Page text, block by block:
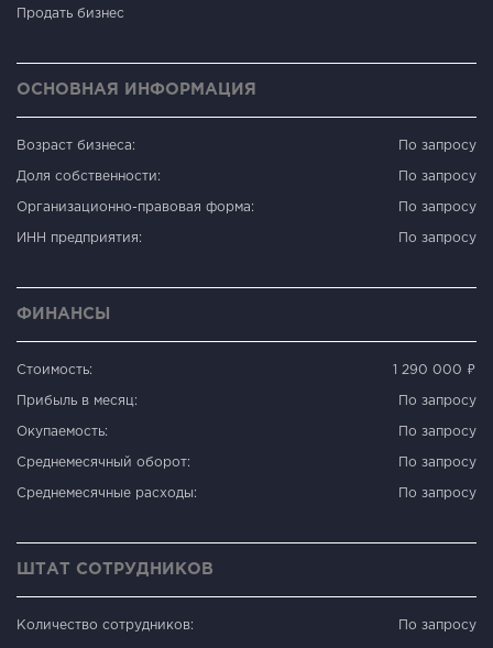
Продать бизнес
ОСНОВНАЯ ИНФОРМАЦИЯ
Возраст бизнеса: По запросу
Доля собственности: По запросу
Организационно-правовая форма: По запросу
ИНН предприятия: По запросу
ФИНАНСЫ
Стоимость: 1 290 000 ₽
Прибыль в месяц: По запросу
Окупаемость: По запросу
Среднемесячный оборот: По запросу
Среднемесячные расходы: По запросу
ШТАТ СОТРУДНИКОВ
Количество сотрудников: По запросу